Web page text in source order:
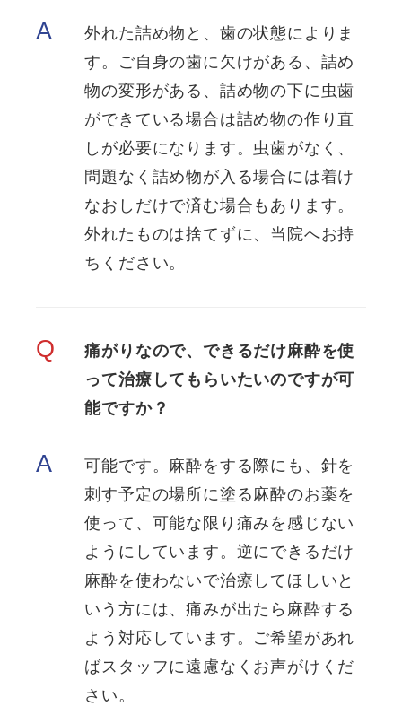
A
外れた詰め物と、歯の状態によりま
す。ご自身の歯に欠けがある、詰め
物の変形がある、詰め物の下に虫歯
ができている場合は詰め物の作り直
しが必要になります。虫歯がなく、
問題なく詰め物が入る場合には着け
なおしだけで済む場合もあります。
外れたものは捨てずに、当院へお持
ちください。
Q
痛がりなので、できるだけ麻酔を使
って治療してもらいたいのですが可
能ですか？
A
可能です。麻酔をする際にも、針を
刺す予定の場所に塗る麻酔のお薬を
使って、可能な限り痛みを感じない
ようにしています。逆にできるだけ
麻酔を使わないで治療してほしいと
いう方には、痛みが出たら麻酔する
よう対応しています。ご希望があれ
ばスタッフに遠慮なくお声がけくだ
さい。